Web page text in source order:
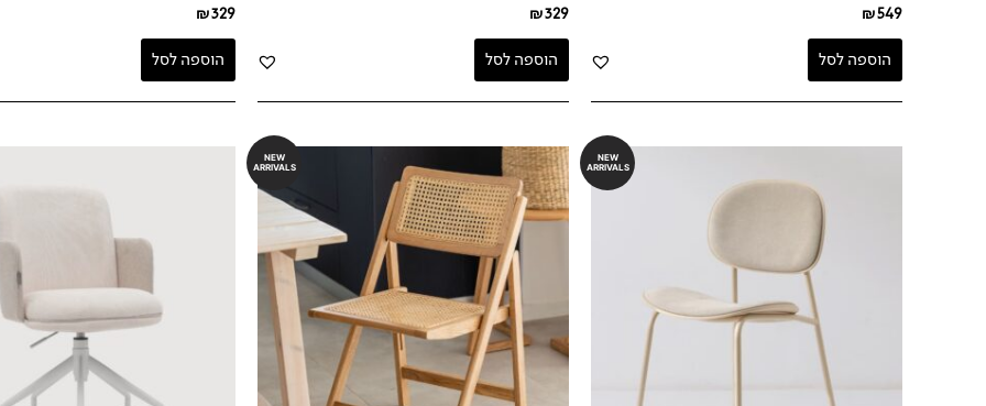
₪549
הוספה לסל
₪329
הוספה לסל
₪329
הוספה לסל
NEW
ARRIVALS
NEW
ARRIVALS